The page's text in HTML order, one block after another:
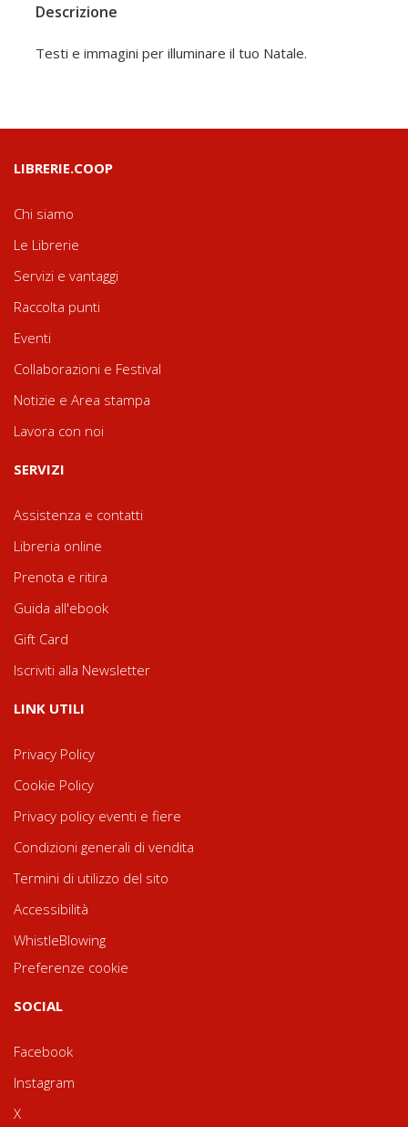
Descrizione
Testi e immagini per illuminare il tuo Natale.
LIBRERIE.COOP
Chi siamo
Le Librerie
Servizi e vantaggi
Raccolta punti
Eventi
Collaborazioni e Festival
Notizie e Area stampa
Lavora con noi
SERVIZI
Assistenza e contatti
Libreria online
Prenota e ritira
Guida all'ebook
Gift Card
Iscriviti alla Newsletter
LINK UTILI
Privacy Policy
Cookie Policy
Privacy policy eventi e fiere
Condizioni generali di vendita
Termini di utilizzo del sito
Accessibilità
WhistleBlowing
Preferenze cookie
SOCIAL
Facebook
Instagram
X